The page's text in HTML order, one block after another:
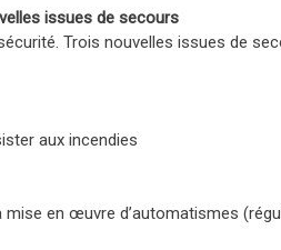
issues de secours
Trois nouvelles issues de
aux incendies
en œuvre d’automatismes